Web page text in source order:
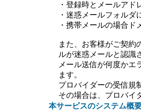
・登録時とメールア
・迷惑メールフォル
・携帯メールの場合
また、お客様がご契約
ルが迷惑メールと認識
メール送信が何度かエ
ます。
プロバイダーの受信規
その場合は、プロバイ
本サービスのシステム概